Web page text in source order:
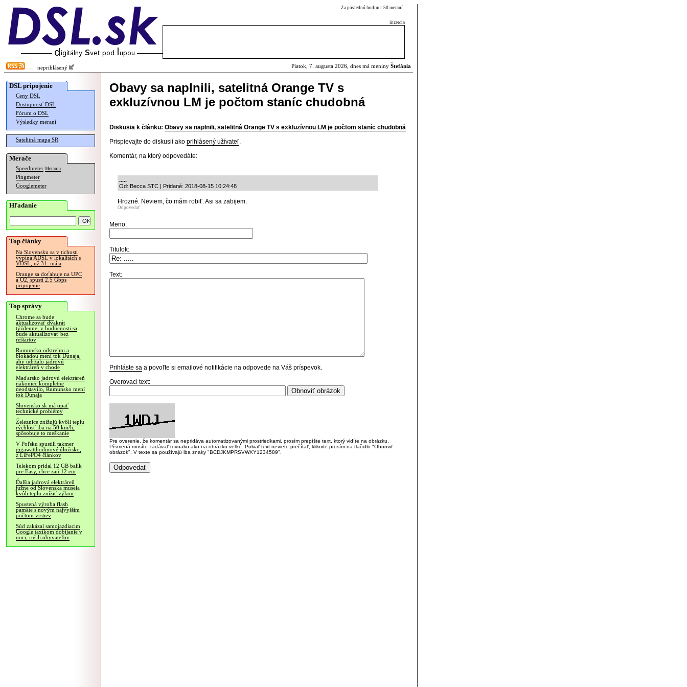
Za poslednú hodinu: 50 meraní
inzercia
neprihlásený Piatok, 7. augusta 2026, dnes má meniny Štefánia
DSL pripojenie
Ceny DSL
Dostupnosť DSL
Fórum o DSL
Výsledky meraní
Satelitná mapa SR
Merače
Speedmeter Merania
Pingmeter
Googlemeter
Hľadanie
Top články
Na Slovensku sa v tichosti
vypína ADSL v lokalitách s
VDSL, už 31. mája
Orange sa doťahuje na UPC
a O2, spustí 2.5 Gbps
pripojenie
Top správy
Chrome sa bude
aktualizovať dvakrát
týždenne, v budúcnosti sa
bude aktualizovať bez
reštartov
Rumunsko odstrelmi a
blokádou mení tok Dunaja,
aby udržalo jadrovú
elektráreň v chode
Maďarsko jadrovú elektráreň
nakoniec kompletne
neodstavilo, Rumunsko mení
tok Dunaja
Slovensko.sk má opäť
technické problémy
Železnice znižujú kvôli teplu
rýchlosť iba na 50 km/h,
spôsobuje to meškanie
V Poľsku spustili takmer
gigawatthodinové úložisko,
z LiFePO4 článkov
Telekom pridal 12 GB balík
pre Easy, chce zaň 12 eur
Ďalšia jadrová elektráreň
južne od Slovenska musela
kvôli teplu znížiť výkon
Spustená výroba flash
pamäte s novým najvyšším
počtom vrstiev
Súd zakázal samojazdiacim
Google taxíkom dobíjanie v
noci, rušili obyvateľov
Obavy sa naplnili, satelitná Orange TV s
exkluzívnou LM je počtom staníc chudobná
Diskusia k článku: Obavy sa naplnili, satelitná Orange TV s exkluzívnou LM je počtom staníc chudobná
Prispievajte do diskusií ako prihlásený užívateľ.
Komentár, na ktorý odpovedáte:
.....
Od: Becca STC | Pridané: 2018-08-15 10:24:48
Hrozné. Neviem, čo mám robiť. Asi sa zabijem.
Odpovedať
Meno:
Titulok:
Text:
Prihláste sa a povoľte si emailové notifikácie na odpovede na Váš príspevok.
Overovací text:
Pre overenie, že komentár sa nepridáva automatizovanými prostriedkami, prosím prepíšte text, ktorý vidíte na obrázku.
Písmená musíte zadávať rovnako ako na obrázku veľké. Pokiaľ text neviete prečítať, kliknite prosím na tlačidlo "Obnoviť
obrázok". V texte sa používajú iba znaky "BCDJKMPRSVWXY1234589".